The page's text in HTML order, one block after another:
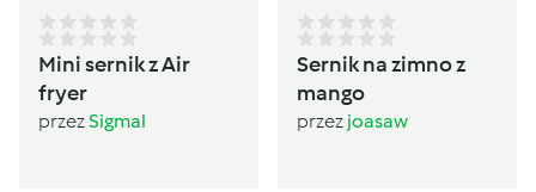
Mini sernik z Air
fryer
przezSigmal
Sernik na zimno z
mango
przez joasaw